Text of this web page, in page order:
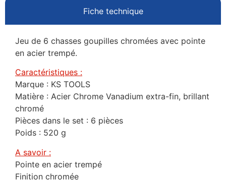
Fiche technique
Jeu de 6 chasses goupilles chromées avec pointe
en acier trempé.
Caractéristiques :
Marque : KS TOOLS
Matière : Acier Chrome Vanadium extra-fin, brillant
chromé
Pièces dans le set : 6 pièces
Poids : 520 g
A savoir :
Pointe en acier trempé
Finition chromée